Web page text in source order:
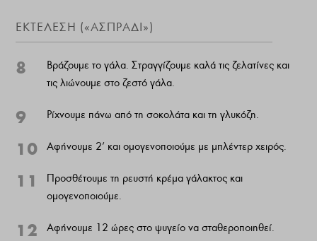
ΕΚΤΈΛΕΣΗ («ΑΣΠΡΆΔΙ»)
8
Βράζουμε το γάλα. Στραγγίζουμε καλά τις ζελατίνες και
τις λιώνουμε στο ζεστό γάλα.
9 Ρίχνουμε πάνω από τη σοκολάτα και τη γλυκόζη.
10 Αφήνουμε 2’ και ομογενοποιούμε με μπλέντερ χειρός.
11
Προσθέτουμε τη ρευστή κρέμα γάλακτος και
ομογενοποιούμε.
12 Αφήνουμε 12 ώρες στο ψυγείο να σταθεροποιηθεί.